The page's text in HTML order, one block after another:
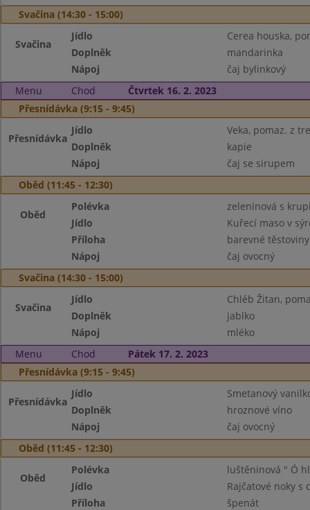
Svačina (14:30 - 15:00)
Svačina
Jídlo
Cerea houska,
Doplněk
mandarinka
Nápoj
čaj bylinkový
Menu
Chod
Čtvrtek 16. 2. 2023
Přesnídávka (9:15 - 9:45)
Přesnídávka
Jídlo
Veka, pomaz. z
Doplněk
kapie
Nápoj
čaj se sirupem
Oběd (11:45 - 12:30)
Oběd
Polévka
zeleninová s
Jídlo
Kuřecí maso v
Příloha
barevné těstoviny
Nápoj
čaj ovocný
Svačina (14:30 - 15:00)
Svačina
Jídlo
Chléb Žitan,
Doplněk
jablko
Nápoj
mléko
Menu
Chod
Pátek 17. 2. 2023
Přesnídávka (9:15 - 9:45)
Přesnídávka
Jídlo
Smetanový
Doplněk
hroznové víno
Nápoj
čaj ovocný
Oběd (11:45 - 12:30)
Oběd
Polévka
luštěninová " Ó
Jídlo
Rajčatové noky s
Příloha
špenát